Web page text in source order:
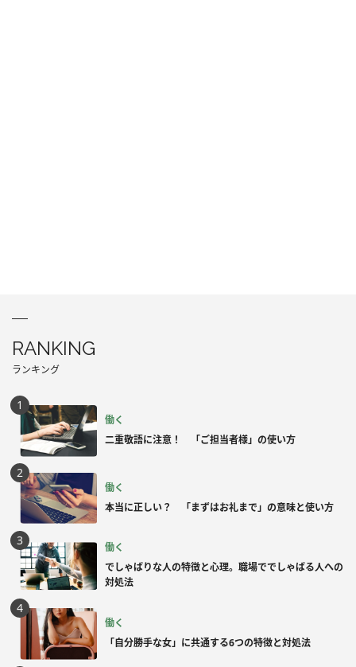
RANKING
ランキング
働く
二重敬語に注意！ 「ご担当者様」の使い方
働く
本当に正しい？ 「まずはお礼まで」の意味と使い方
働く
でしゃばりな人の特徴と心理。職場ででしゃばる人への
対処法
働く
「自分勝手な女」に共通する6つの特徴と対処法